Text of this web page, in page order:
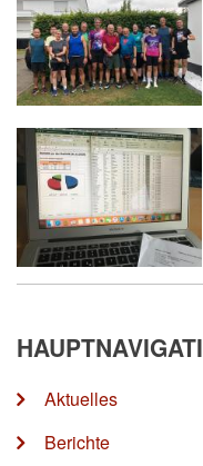
Aktuelles
Berichte